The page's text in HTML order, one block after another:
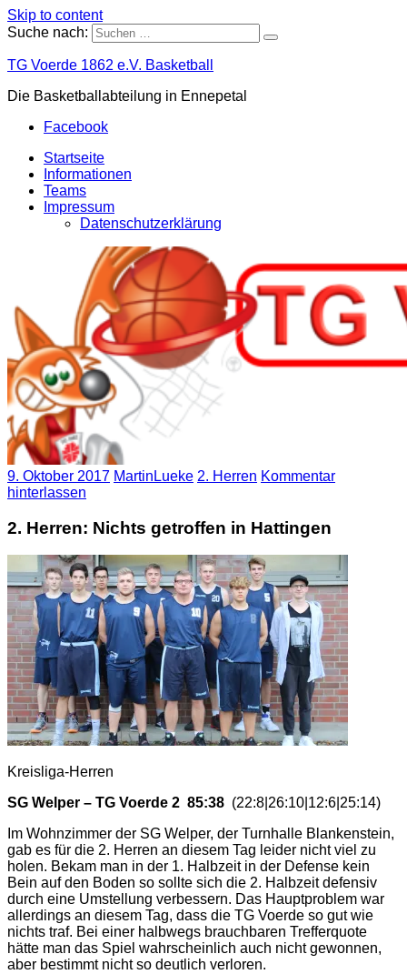
Skip to content
Suche nach:
TG Voerde 1862 e.V. Basketball
Die Basketballabteilung in Ennepetal
Facebook
Startseite
Informationen
Teams
Impressum
Datenschutzerklärung
9. Oktober 2017 MartinLueke 2. Herren Kommentar
hinterlassen
2. Herren: Nichts getroffen in Hattingen
Kreisliga-Herren
SG Welper – TG Voerde 2 85:38 (22:8|26:10|12:6|25:14)
Im Wohnzimmer der SG Welper, der Turnhalle Blankenstein,
gab es für die 2. Herren an diesem Tag leider nicht viel zu
holen. Bekam man in der 1. Halbzeit in der Defense kein
Bein auf den Boden so sollte sich die 2. Halbzeit defensiv
durch eine Umstellung verbessern. Das Hauptproblem war
allerdings an diesem Tag, dass die TG Voerde so gut wie
nichts traf. Bei einer halbwegs brauchbaren Trefferquote
hätte man das Spiel wahrscheinlich auch nicht gewonnen,
aber bestimmt nicht so deutlich verloren.